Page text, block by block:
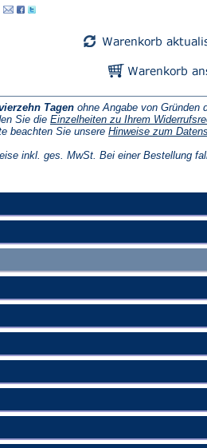
Tagen ohne Angabe von Gründen
Sie die Einzelheiten zu Ihrem
beachten Sie unsere Hinweise zum
inkl. ges. MwSt. Bei einer Bestellung